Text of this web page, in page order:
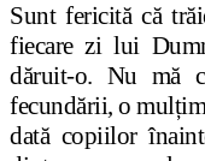
Sunt fericită că
fiecare zi lui
dăruit-o. Nu mă
fecundării, o
dată copiilor